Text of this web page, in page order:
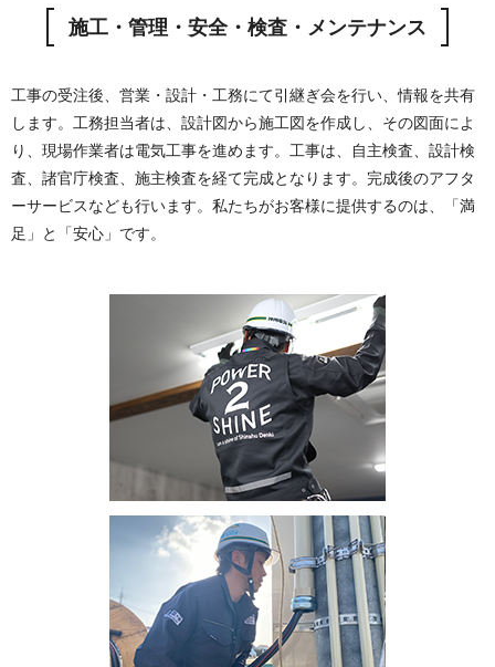
施工・管理・安全・検査・メンテナンス
工事の受注後、営業・設計・工務にて引継ぎ会を行い、情報を共有
します。工務担当者は、設計図から施工図を作成し、その図面によ
り、現場作業者は電気工事を進めます。工事は、自主検査、設計検
査、諸官庁検査、施主検査を経て完成となります。完成後のアフタ
ーサービスなども行います。私たちがお客様に提供するのは、「満
足」と「安心」です。